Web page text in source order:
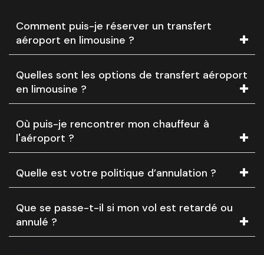
Comment puis-je réserver un transfert
aéroport en limousine ?
Quelles sont les options de transfert aéroport
en limousine ?
Où puis-je rencontrer mon chauffeur à
l'aéroport ?
Quelle est votre politique d’annulation ?
Que se passe-t-il si mon vol est retardé ou
annulé ?